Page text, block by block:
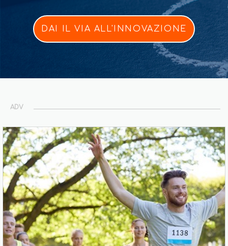
DAI IL VIA ALL'INNOVAZIONE
ADV